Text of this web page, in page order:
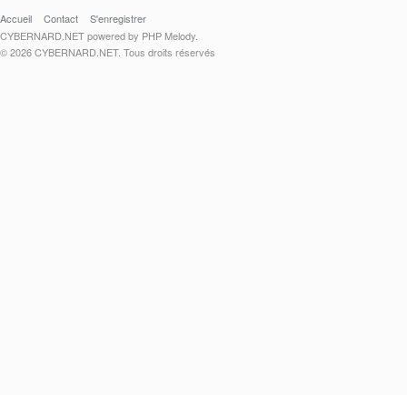
Accueil Contact
S'enregistrer
CYBERNARD.NET powered by PHP Melody.
© 2026 CYBERNARD.NET. Tous droits réservés